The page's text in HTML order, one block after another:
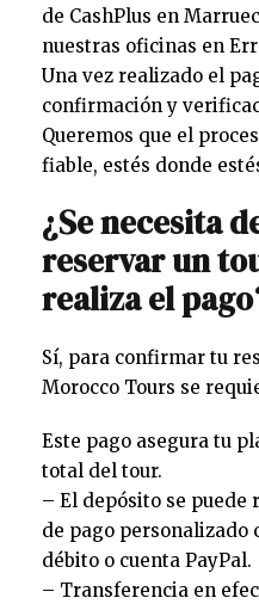
de CashPlus en
nuestras oficinas en
Una vez realizado el
confirmación y
Queremos que el
fiable, estés donde
¿Se necesita
reservar un
realiza el
Sí, para confirmar tu
Morocco Tours se
Este pago asegura tu
total del tour.
– El depósito se puede
de pago personalizado
débito o cuenta PayPal.
– Transferencia en